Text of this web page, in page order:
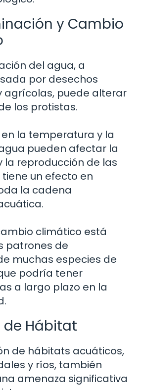
y Cambio
del agua, a
por desechos
agrícolas, puede alterar
los protistas.
la temperatura y la
pueden afectar la
la reproducción de las
un efecto en
la cadena
climático está
patrones de
muchas especies de
podría tener
a largo plazo en la
de Hábitat
de hábitats acuáticos,
y ríos, también
amenaza significativa